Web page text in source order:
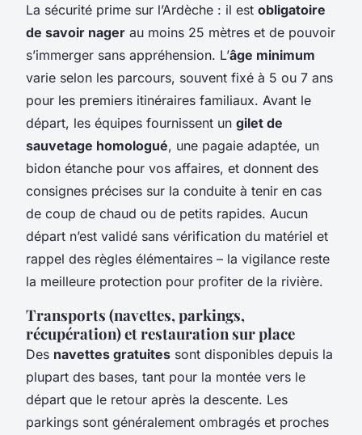
La sécurité prime sur l’Ardèche : il est obligatoire
de savoir nager au moins 25 mètres et de pouvoir
s’immerger sans appréhension. L’âge minimum
varie selon les parcours, souvent fixé à 5 ou 7 ans
pour les premiers itinéraires familiaux. Avant le
départ, les équipes fournissent un gilet de
sauvetage homologué, une pagaie adaptée, un
bidon étanche pour vos affaires, et donnent des
consignes précises sur la conduite à tenir en cas
de coup de chaud ou de petits rapides. Aucun
départ n’est validé sans vérification du matériel et
rappel des règles élémentaires – la vigilance reste
la meilleure protection pour profiter de la rivière.
Transports (navettes, parkings,
récupération) et restauration sur place
Des navettes gratuites sont disponibles depuis la
plupart des bases, tant pour la montée vers le
départ que le retour après la descente. Les
parkings sont généralement ombragés et proches